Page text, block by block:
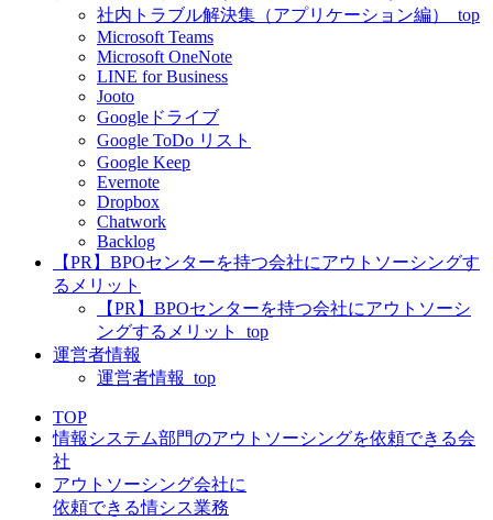
社内トラブル解決集（アプリケーション編）_top
Microsoft Teams
Microsoft OneNote
LINE for Business
Jooto
Googleドライブ
Google ToDo リスト
Google Keep
Evernote
Dropbox
Chatwork
Backlog
【PR】BPOセンターを持つ会社にアウトソーシングす
るメリット
【PR】BPOセンターを持つ会社にアウトソーシ
ングするメリット_top
運営者情報
運営者情報_top
TOP
情報システム部門のアウトソーシングを依頼できる会
社
アウトソーシング会社に
依頼できる情シス業務